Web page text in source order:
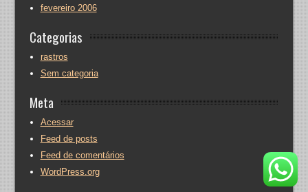
fevereiro 2006
Categorias
rastros
Sem categoria
Meta
Acessar
Feed de posts
Feed de comentários
WordPress.org